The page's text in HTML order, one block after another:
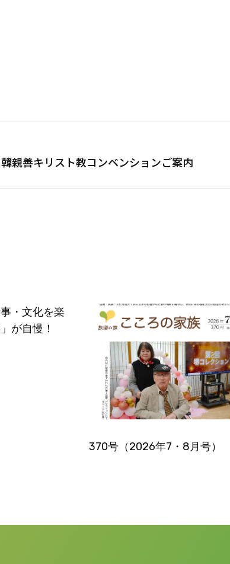
親善キリスト教コンベンションご案内
・文化を楽
が自慢！
370号（2026年7・8月号）